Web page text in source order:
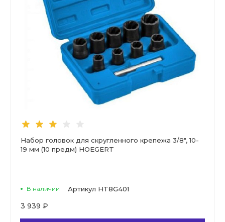
Набор головок для скругленного крепежа 3/8", 10-
19 мм (10 предм) HOEGERT
В наличии Артикул HT8G401
3 939 ₽